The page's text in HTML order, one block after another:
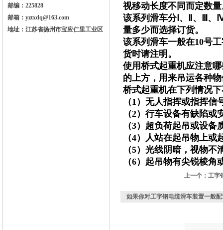
邮编：225828
邮箱：yztxdq@163.com
地址：江苏省扬州市宝应仁里工业区
视移动长度不同而定数
该系列滑车分Ⅰ、Ⅱ、Ⅲ
量多少而选择订货。
该系列滑车一般在10号
货时请注明。
使用桥式起重机应注意
的上方，用来吊运各种
桥式起重机在下列情况
（1）无人指挥或指挥信
（2）行车设备有缺陷或
（3）超负荷起吊或设备
（4）人站在起吊物上
（5）光线阴暗，视物不
（6）起吊物有尖锐棱
上一个： 工字
如果你对工字钢电缆滑车装置一般